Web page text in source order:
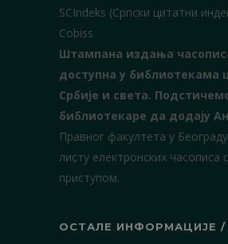
SCIndeks (Српски цитатни
Cobiss
Штампана издања
доступна у библиотекама
Србије и света.
библиотекаре да додају
Правног факултета у
листу електронских часописа
приступом.
ОСТАЛЕ ИНФОРМАЦИЈЕ /